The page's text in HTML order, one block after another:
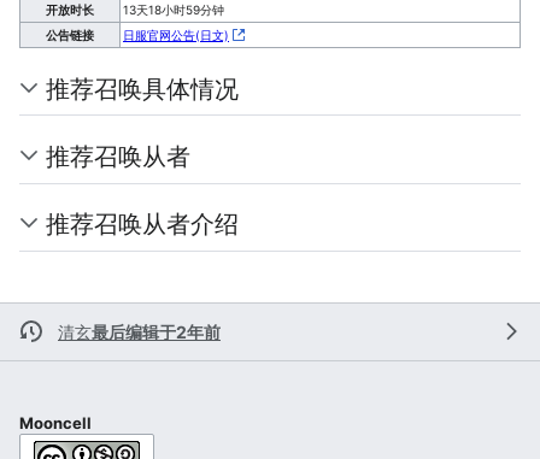
开放时长
13天18小时59分钟
公告链接
日服官网公告(日文)
推荐召唤具体情况
推荐召唤从者
推荐召唤从者介绍
清玄最后编辑于2年前
Mooncell